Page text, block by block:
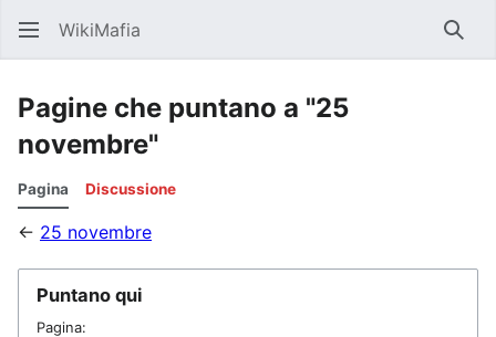
WikiMafia
Pagine che puntano a "25
novembre"
Pagina Discussione
← 25 novembre
Puntano qui
Pagina: